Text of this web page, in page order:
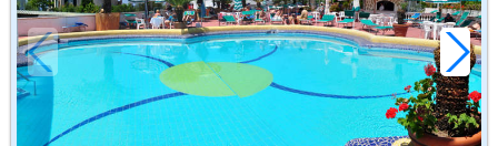
€58,05
a notte